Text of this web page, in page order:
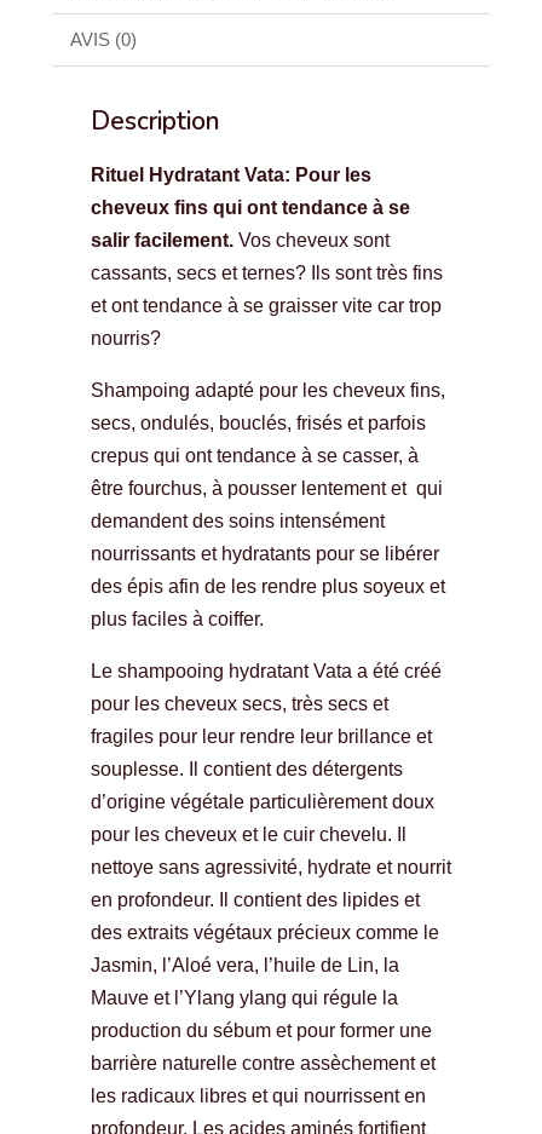
AVIS (0)
Description
Rituel Hydratant Vata: Pour les
cheveux fins qui ont tendance à se
salir facilement. Vos cheveux sont
cassants, secs et ternes? Ils sont très fins
et ont tendance à se graisser vite car trop
nourris?
Shampoing adapté pour les cheveux fins,
secs, ondulés, bouclés, frisés et parfois
crepus qui ont tendance à se casser, à
être fourchus, à pousser lentement et qui
demandent des soins intensément
nourrissants et hydratants pour se libérer
des épis afin de les rendre plus soyeux et
plus faciles à coiffer.
Le shampooing hydratant Vata a été créé
pour les cheveux secs, très secs et
fragiles pour leur rendre leur brillance et
souplesse. Il contient des détergents
d’origine végétale particulièrement doux
pour les cheveux et le cuir chevelu. Il
nettoye sans agressivité, hydrate et nourrit
en profondeur. Il contient des lipides et
des extraits végétaux précieux comme le
Jasmin, l’Aloé vera, l’huile de Lin, la
Mauve et l’Ylang ylang qui régule la
production du sébum et pour former une
barrière naturelle contre assèchement et
les radicaux libres et qui nourrissent en
profondeur. Les acides aminés fortifient